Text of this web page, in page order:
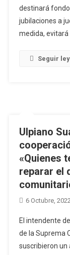
destinará
jubilaciones a
medida, evitará
Seguir
Ulpiano
«Quienes
reparar el
6 Octubre, 2022
El intendente
de la Suprema
suscribieron un